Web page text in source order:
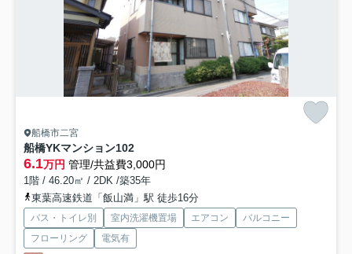
船橋市二宮
船橋YKマンション102
6.1万円 管理/共益費3,000円
1階 / 46.20㎡ / 2DK /築35年
東葉高速鉄道「飯山満」駅 徒歩16分
バス・トイレ別 室内洗濯機置場 エアコン
バルコニー
フローリング
電気有